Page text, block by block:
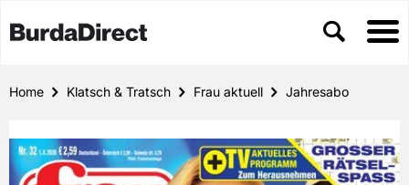
Home Klatsch & Tratsch Frau aktuell Jahresabo